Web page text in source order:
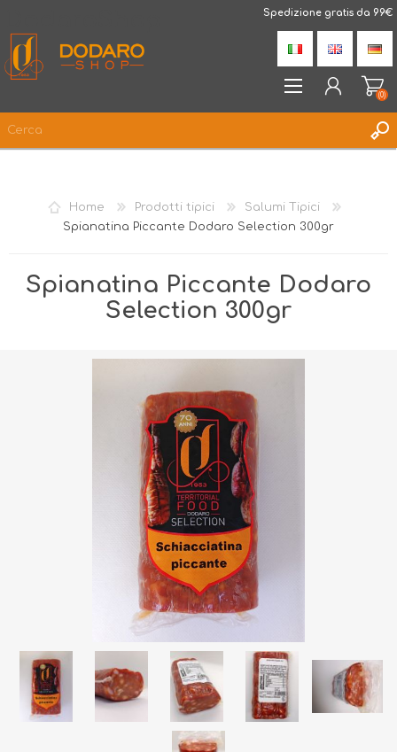
Spedizione gratis da 99€
LISTA DEI DESIDERI
(0)
Home Prodotti tipici
Salumi Tipici
Spianatina Piccante Dodaro Selection 300gr
Spianatina Piccante Dodaro
Selection 300gr